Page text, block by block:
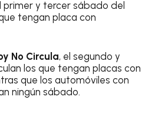
primer y tercer sábado del
tengan placa con
No Circula, el segundo y
los que tengan placas con
que los automóviles con
ningún sábado.